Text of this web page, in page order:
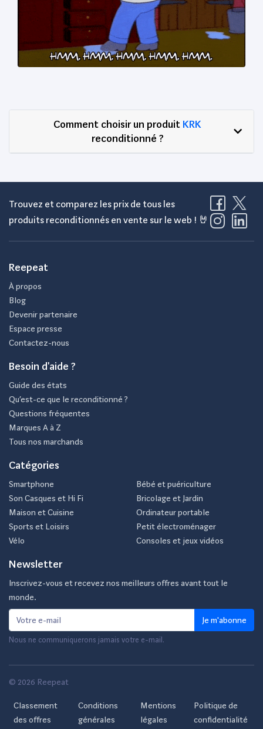
Comment choisir un produit KRK
reconditionné ?
Trouvez et comparez les prix de tous les
produits reconditionnés en vente sur le web ! 🤘
Reepeat
À propos
Blog
Devenir partenaire
Espace presse
Contactez-nous
Besoin d'aide ?
Guide des états
Qu’est-ce que le reconditionné ?
Questions fréquentes
Marques A à Z
Tous nos marchands
Catégories
Smartphone
Son Casques et Hi Fi
Maison et Cuisine
Sports et Loisirs
Vélo
Bébé et puériculture
Bricolage et Jardin
Ordinateur portable
Petit électroménager
Consoles et jeux vidéos
Newsletter
Inscrivez-vous et recevez nos meilleurs offres avant tout le
monde.
Je m'abonne
Nous ne communiquerons jamais votre e-mail.
© 2026 Reepeat
Classement
des offres
Conditions
générales
Mentions
légales
Politique de
confidentialité